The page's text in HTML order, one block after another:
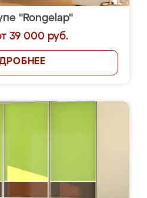
"Rongelap"
39 000 руб.